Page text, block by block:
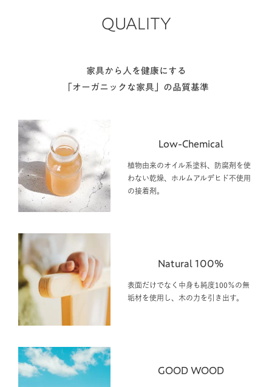
QUALITY
家具から人を健康にする
「オーガニックな家具」の品質基準
Low-Chemical
植物由来のオイル系塗料、防腐剤を使
わない乾燥、ホルムアルデヒド不使用
の接着剤。
Natural 100%
表面だけでなく中身も純度100％の無
垢材を使用し、木の力を引き出す。
GOOD WOOD